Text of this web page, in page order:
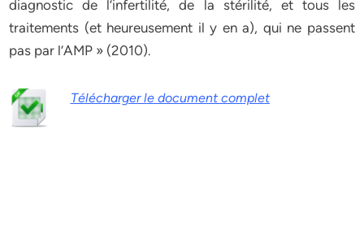
diagnostic de l’infertilité, de la stérilité, et tous les
traitements (et heureusement il y en a), qui ne passent
pas par l’AMP » (2010).
Télécharger le document complet